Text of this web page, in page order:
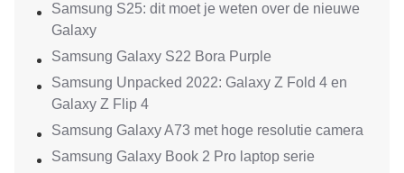
Samsung S25: dit moet je weten over de nieuwe
Galaxy
Samsung Galaxy S22 Bora Purple
Samsung Unpacked 2022: Galaxy Z Fold 4 en
Galaxy Z Flip 4
Samsung Galaxy A73 met hoge resolutie camera
Samsung Galaxy Book 2 Pro laptop serie